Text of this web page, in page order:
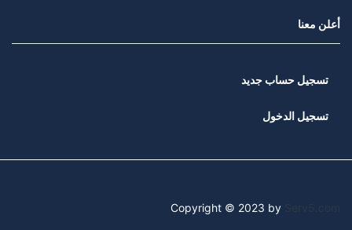
أعلن معنا
تسجيل حساب جديد
تسجيل الدخول
Copyright © 2023 by